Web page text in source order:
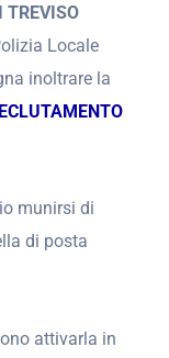
TREVISO
Locale
inoltrare la
munirsi di
di posta
attivarla in